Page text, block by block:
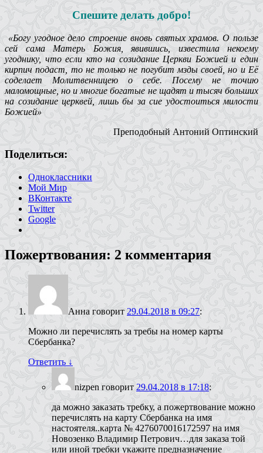
Спешите делать добро!
«Богу угодное дело строение вновь святых храмов. О пользе
сей сама Матерь Божия, явившись, известила некоему
угоднику, что если кто на созидание Церкви Божией и един
кирпич подаст, то не только не погубит мзды своей, но и Её
соделает Молитвенницею о себе. Посему не точию
маломощные, но и многие богатые не щадят и тысяч больших
на созидание церквей, лишь бы за сие удостоиться милости
Божией»
Преподобный Антоний Оптинский
Поделиться:
Одноклассники
Мой Мир
ВКонтакте
Twitter
Google
Пожертвования: 2 комментария
Анна говорит 29.04.2018 в 09:27:
Можно ли перечислять за требы на номер карты
Сбербанка?
Ответить ↓
nizpen говорит 29.04.2018 в 17:18:
да можно заказать требку, а пожертвование можно
перечислять на карту Сбербанка на имя
настоятеля..карта № 4276070016172597 на имя
Новозенко Владимир Петрович…для заказа той
или иной требки укажите предназначение